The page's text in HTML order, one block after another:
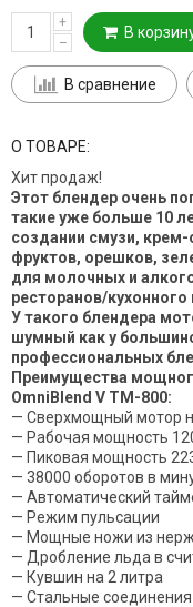
+
–
В
В сравнение
О ТОВАРЕ:
Хит продаж!
Этот блендер очень
такие уже больше 10
создании смузи,
фруктов, орешков,
для молочных и
ресторанов/
У такого блендера
шумный как у
профессиональных
Преимущества
OmniBlend V TM-800:
— Сверхмощный мотор
— Рабочая мощность
— Пиковая мощность
— 38000 оборотов в
— Автоматический
— Режим пульсации
— Мощные ножи из
— Дробление льда в
— Кувшин на 2 литра
— Стальные